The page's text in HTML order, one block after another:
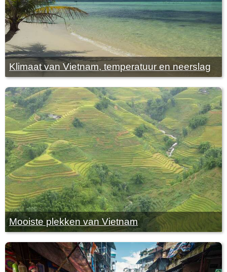
Klimaat van Vietnam, temperatuur en neerslag
Mooiste plekken van Vietnam